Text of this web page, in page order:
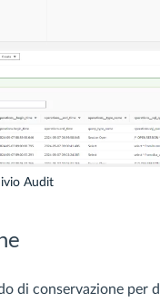
Audit
di conservazione per